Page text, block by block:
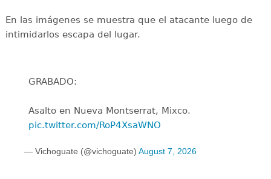
En las imágenes se muestra que el atacante luego de
intimidarlos escapa del lugar.
GRABADO:
Asalto en Nueva Montserrat, Mixco.
pic.twitter.com/RoP4XsaWNO
— Vichoguate (@vichoguate) August 7, 2026